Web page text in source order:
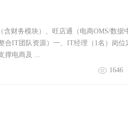
财务模块）、旺店通（电商OMS/数据
合IT团队资源）一、IT经理（1名）岗位
电商及 ...
1646